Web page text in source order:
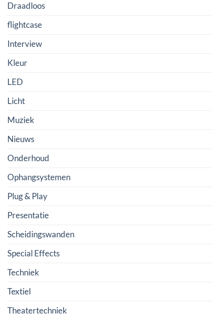
Draadloos
flightcase
Interview
Kleur
LED
Licht
Muziek
Nieuws
Onderhoud
Ophangsystemen
Plug & Play
Presentatie
Scheidingswanden
Special Effects
Techniek
Textiel
Theatertechniek